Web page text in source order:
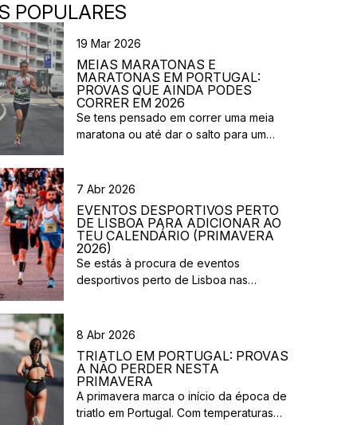
POPULARES
19 Mar 2026
MEIAS MARATONAS E
MARATONAS EM PORTUGAL:
PROVAS QUE AINDA PODES
CORRER EM 2026
Se tens pensado em correr uma meia
maratona ou até dar o salto para um
Entre a primavera e o verão, o
vida. Há eventos por todo o país,
diferentes formatos e experiências para
todos os […]
7 Abr 2026
EVENTOS DESPORTIVOS PERTO
DE LISBOA PARA ADICIONAR AO
TEU CALENDÁRIO (PRIMAVERA
2026)
Se estás à procura de eventos
desportivos perto de Lisboa nas
vão acontecer na região durante esta
provas urbanas e eventos de trail,
existem opções para diferentes níveis e
objetivos. Aqui ficam algumas sugestões
de eventos desportivos perto de Lisboa
8 Abr 2026
TRIATLO EM PORTUGAL: PROVAS
A NÃO PERDER NESTA
PRIMAVERA
A primavera marca o início da época de
triatlo em Portugal. Com temperaturas